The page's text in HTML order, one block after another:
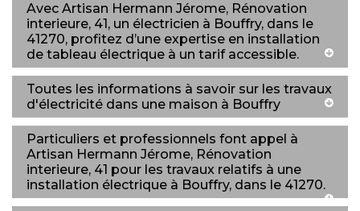
Avec Artisan Hermann Jérome, Rénovation
interieure, 41, un électricien à Bouffry, dans le
41270, profitez d’une expertise en installation
de tableau électrique à un tarif accessible.
Toutes les informations à savoir sur les travaux
d'électricité dans une maison à Bouffry
Particuliers et professionnels font appel à
Artisan Hermann Jérome, Rénovation
interieure, 41 pour les travaux relatifs à une
installation électrique à Bouffry, dans le 41270.